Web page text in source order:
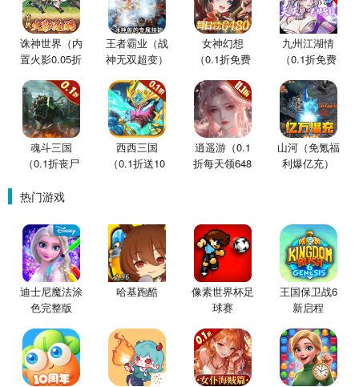
诛神世界（内
置火影0.05折
王者霸业（战
神无双超变）
女神幻想
（0.1折免费
九州江湖情
（0.1折免费
魂斗三国
（0.1折丧尸
西西三国
（0.1折送10
逍遥游（0.1
折每天领648
山河（免氪福
利爆亿充）
热门游戏
迪士尼魔法涂
色完整版
哈基跑酷
像素世界杯足
球赛
王国保卫战6
新启程